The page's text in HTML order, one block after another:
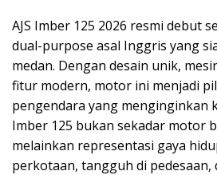
AJS Imber 125 2026 resmi debut
dual-purpose asal Inggris yang
medan. Dengan desain unik,
fitur modern, motor ini menjadi
pengendara yang menginginkan
Imber 125 bukan sekadar motor
melainkan representasi gaya
perkotaan, tangguh di pedesaan,